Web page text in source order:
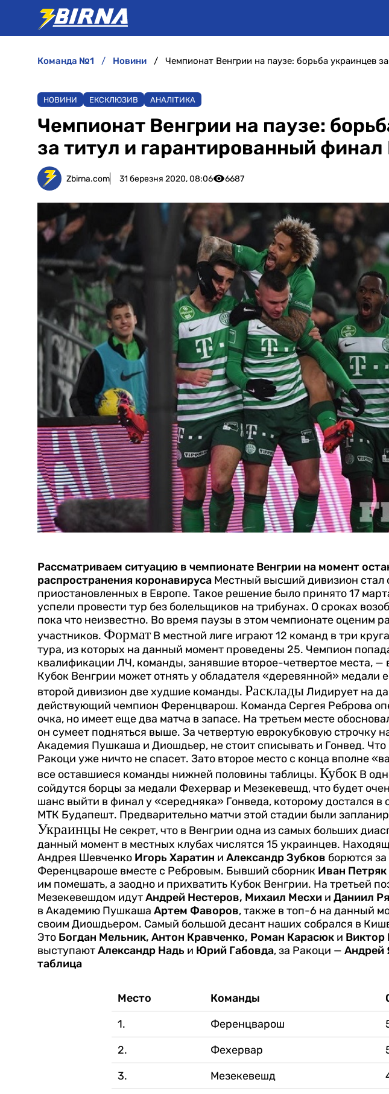
команда №1 новини
НОВИНИ ЕКСКЛЮЗИВ АНАЛІТИКА
Чемпионат Венгрии на паузе:
за титул и гарантированный финал
Zbirna.com 31 березня 2020, 08:06 6687
Рассматриваем ситуацию в чемпионате Венгрии на момент
распространения коронавируса Местный высший дивизион стал
приостановленных в Европе. Такое решение было принято 17
успели провести тур без болельщиков на трибунах. О сроках
пока что неизвестно. Во время паузы в этом чемпионате оценим
участников. Формат В местной лиге играют 12 команд в три
тура, из которых на данный момент проведены 25. Чемпион
квалификации ЛЧ, команды, занявшие второе-четвертое места,
Кубок Венгрии может отнять у обладателя «деревянной» медали
второй дивизион две худшие команды. РаскладыЛидирует на
действующий чемпион Ференцварош. Команда Сергея Реброва
очка, но имеет еще два матча в запасе. На третьем месте
он сумеет подняться выше. За четвертую еврокубковую строчку
Академия Пушкаша и Диошдьер, не стоит списывать и Гонвед.
Ракоци уже ничто не спасет. Зато второе место с конца вполне
все оставшиеся команды нижней половины таблицы. Кубок В
сойдутся борцы за медали Фехервар и Мезекевешд, что будет
шанс выйти в финал у «середняка» Гонведа, которому достался
МТК Будапешт. Предварительно матчи этой стадии были
Украинцы Не секрет, что в Венгрии одна из самых больших
данный момент в местных клубах числятся 15 украинцев.
Андрея Шевченко Игорь Харатин и Александр Зубков борются
Ференцвароше вместе с Ребровым. Бывший сборник Иван Петряк
им помешать, а заодно и прихватить Кубок Венгрии. На третьей
Мезекевешдом идутАндрей Нестеров, Михаил Месхи и Даниил
в Академию Пушкаша Артем Фаворов, также в топ-6 на данный
своим Диошдьером. Самый большой десант наших собрался в
Это Богдан Мельник, Антон Кравченко, Роман Карасюк и Виктор
выступаютАлександр Надь и Юрий Габовда, за Ракоци — Андрей
таблица
Место Команды
1.
Ференцварош
2.
Фехервар
3.
Мезекевешд